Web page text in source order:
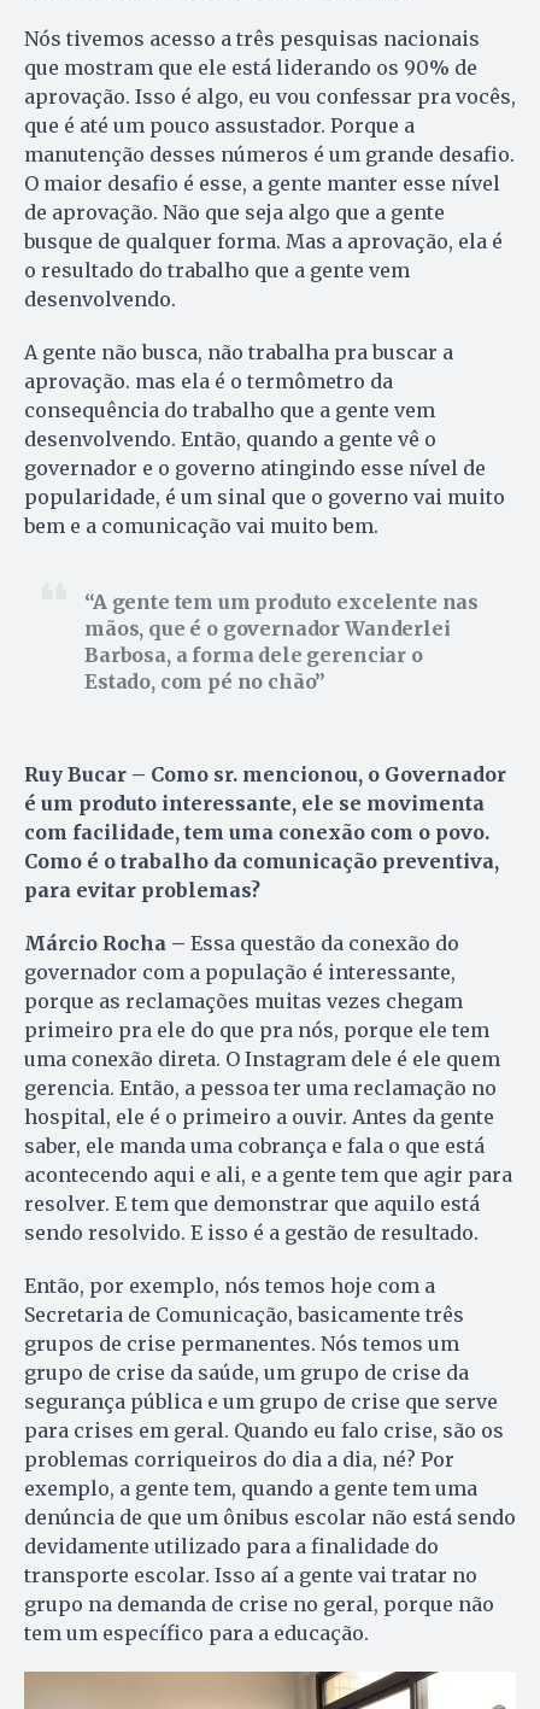
Nós tivemos acesso a três pesquisas nacionais
que mostram que ele está liderando os 90% de
aprovação. Isso é algo, eu vou confessar pra vocês,
que é até um pouco assustador. Porque a
manutenção desses números é um grande desafio.
O maior desafio é esse, a gente manter esse nível
de aprovação. Não que seja algo que a gente
busque de qualquer forma. Mas a aprovação, ela é
o resultado do trabalho que a gente vem
desenvolvendo.
A gente não busca, não trabalha pra buscar a
aprovação. mas ela é o termômetro da
consequência do trabalho que a gente vem
desenvolvendo. Então, quando a gente vê o
governador e o governo atingindo esse nível de
popularidade, é um sinal que o governo vai muito
bem e a comunicação vai muito bem.
A gente tem um produto excelente nas
mãos, que é o governador Wanderlei
Barbosa, a forma dele gerenciar o
Estado, com pé no chão
Ruy Bucar – Como sr. mencionou, o Governador
é um produto interessante, ele se movimenta
com facilidade, tem uma conexão com o povo.
Como é o trabalho da comunicação preventiva,
para evitar problemas?
Márcio Rocha – Essa questão da conexão do
governador com a população é interessante,
porque as reclamações muitas vezes chegam
primeiro pra ele do que pra nós, porque ele tem
uma conexão direta. O Instagram dele é ele quem
gerencia. Então, a pessoa ter uma reclamação no
hospital, ele é o primeiro a ouvir. Antes da gente
saber, ele manda uma cobrança e fala o que está
acontecendo aqui e ali, e a gente tem que agir para
resolver. E tem que demonstrar que aquilo está
sendo resolvido. E isso é a gestão de resultado.
Então, por exemplo, nós temos hoje com a
Secretaria de Comunicação, basicamente três
grupos de crise permanentes. Nós temos um
grupo de crise da saúde, um grupo de crise da
segurança pública e um grupo de crise que serve
para crises em geral. Quando eu falo crise, são os
problemas corriqueiros do dia a dia, né? Por
exemplo, a gente tem, quando a gente tem uma
denúncia de que um ônibus escolar não está sendo
devidamente utilizado para a finalidade do
transporte escolar. Isso aí a gente vai tratar no
grupo na demanda de crise no geral, porque não
tem um específico para a educação.